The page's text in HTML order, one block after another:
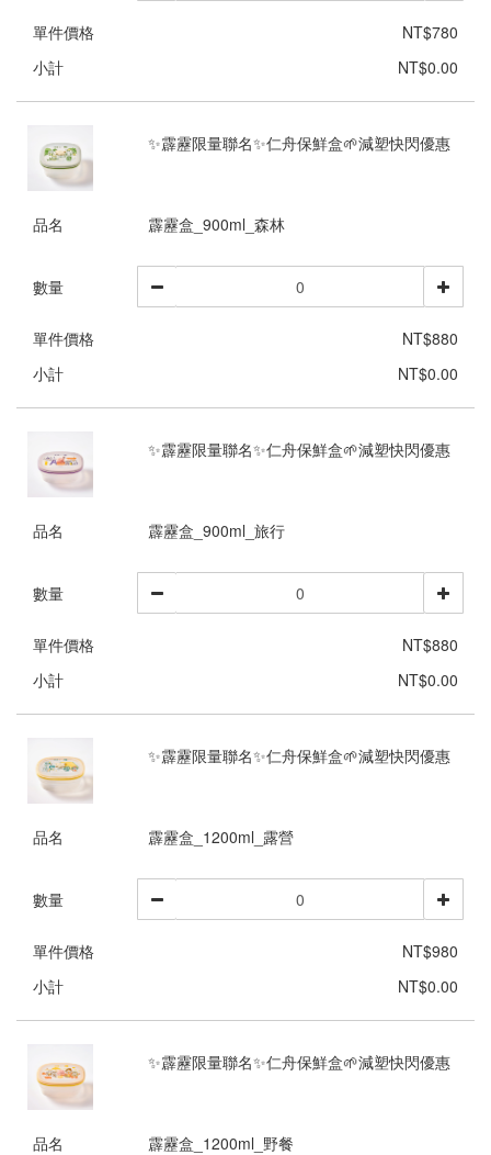
單件價格
NT$780
小計
NT$0.00
✨霹靂限量聯名✨仁舟保鮮盒🌱減塑快閃優惠
品名 霹靂盒_900ml_森林
數量
單件價格
NT$880
小計
NT$0.00
✨霹靂限量聯名✨仁舟保鮮盒🌱減塑快閃優惠
品名 霹靂盒_900ml_旅行
數量
單件價格
NT$880
小計
NT$0.00
✨霹靂限量聯名✨仁舟保鮮盒🌱減塑快閃優惠
品名 霹靂盒_1200ml_露營
數量
單件價格
NT$980
小計
NT$0.00
✨霹靂限量聯名✨仁舟保鮮盒🌱減塑快閃優惠
品名 霹靂盒_1200ml_野餐